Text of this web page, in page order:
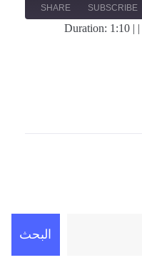
SUBSCRIBE
SHARE
|
Duration: 1:10 |
البحث